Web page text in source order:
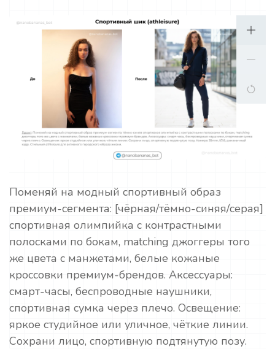
Поменяй на модный спортивный образ
премиум-сегмента: [чёрная/тёмно-синяя/серая]
спортивная олимпийка с контрастными
полосками по бокам, matching джоггеры того
же цвета с манжетами, белые кожаные
кроссовки премиум-брендов. Аксессуары:
смарт-часы, беспроводные наушники,
спортивная сумка через плечо. Освещение:
яркое студийное или уличное, чёткие линии.
Сохрани лицо, спортивную подтянутую позу.